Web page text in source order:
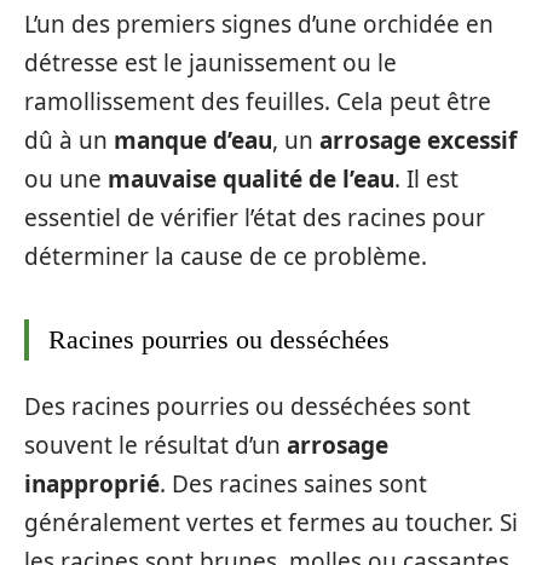
L’un des premiers signes d’une orchidée en
détresse est le jaunissement ou le
ramollissement des feuilles. Cela peut être
dû à un manque d’eau, un arrosage excessif
ou une mauvaise qualité de l’eau. Il est
essentiel de vérifier l’état des racines pour
déterminer la cause de ce problème.
Racines pourries ou desséchées
Des racines pourries ou desséchées sont
souvent le résultat d’un arrosage
inapproprié. Des racines saines sont
généralement vertes et fermes au toucher. Si